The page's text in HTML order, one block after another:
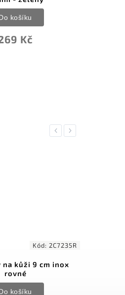
Previous
Fox nůžky na nehty 10 cm inox
Next